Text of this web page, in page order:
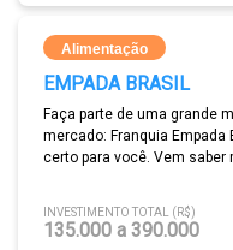
Alimentação
EMPADA BRASIL
Faça parte de uma grande
mercado: Franquia
certo para você. Vem saber
INVESTIMENTO TOTAL (R$)
135.000 a 390.000